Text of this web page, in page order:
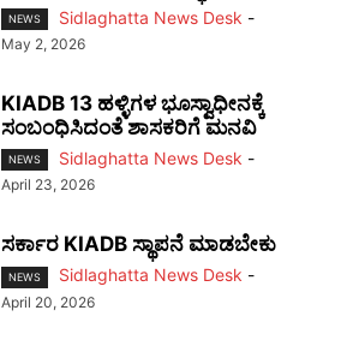
NEWS Sidlaghatta News Desk -
May 2, 2026
KIADB 13 ಹಳ್ಳಿಗಳ ಭೂಸ್ವಾಧೀನಕ್ಕೆ
ಸಂಬಂಧಿಸಿದಂತೆ ಶಾಸಕರಿಗೆ ಮನವಿ
NEWS Sidlaghatta News Desk -
April 23, 2026
ಸರ್ಕಾರ KIADB ಸ್ಥಾಪನೆ ಮಾಡಬೇಕು
NEWS Sidlaghatta News Desk -
April 20, 2026